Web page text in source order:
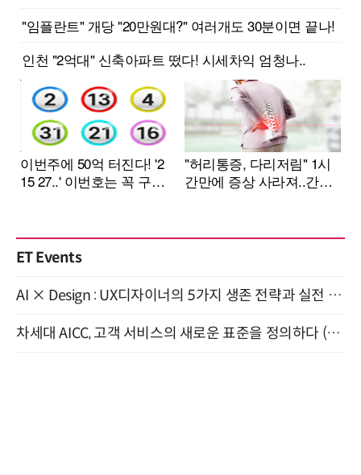
ET Events
AI × Design : UX디자이너의 5가지 생존 전략과 실전 대응 8월 28일 개최
차세대 AICC, 고객 서비스의 새로운 표준을 정의하다 (9/9)